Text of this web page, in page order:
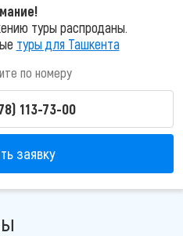
туры распроданы.
туры для Ташкента
по номеру
113-73-00
заявку